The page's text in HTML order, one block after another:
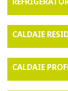
CALDAIE
CALDAIE